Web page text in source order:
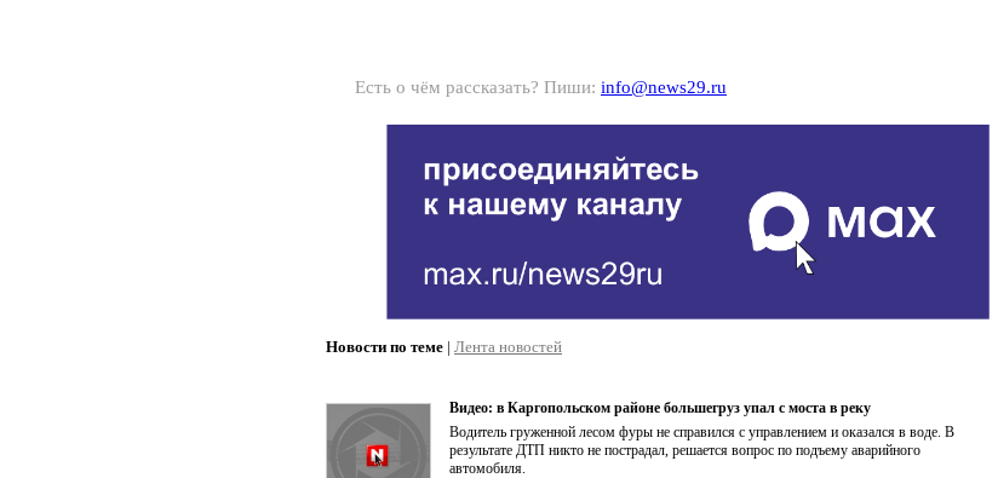
Есть о чём рассказать? Пиши: info@news29.ru
Новости по теме | Лента новостей
Видео: в Каргопольском районе большегруз упал с моста в реку
Водитель груженной лесом фуры не справился с управлением и оказался в воде. В
результате ДТП никто не пострадал, решается вопрос по подъему аварийного
автомобиля.